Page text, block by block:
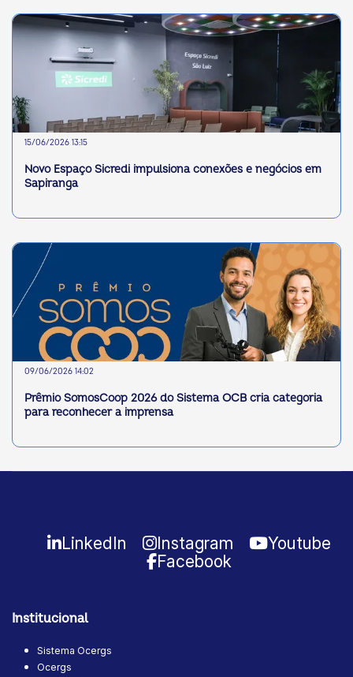
15/06/2026 13:15
Novo Espaço Sicredi impulsiona conexões e negócios em
Sapiranga
09/06/2026 14:02
Prêmio SomosCoop 2026 do Sistema OCB cria categoria
para reconhecer a imprensa
LinkedIn Instagram
Youtube
Facebook
Institucional
Sistema Ocergs
Ocergs